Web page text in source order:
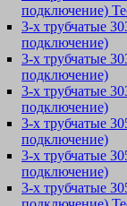
подключение)
3-х трубчатые
подключение)
3-х трубчатые
подключение)
3-х трубчатые
подключение)
3-х трубчатые
подключение)
3-х трубчатые
подключение)
3-х трубчатые